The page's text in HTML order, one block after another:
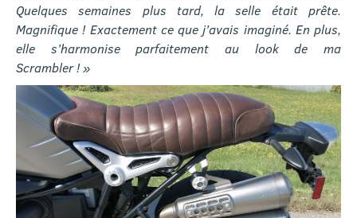
Quelques semaines plus tard, la selle était prête.
Magnifique ! Exactement ce que j’avais imaginé. En plus,
elle s’harmonise parfaitement au look de ma
Scrambler ! »